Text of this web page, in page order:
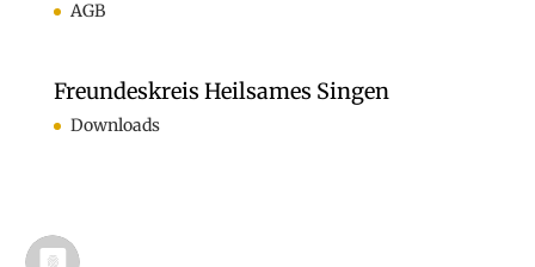
AGB
Freundeskreis Heilsames Singen
Downloads